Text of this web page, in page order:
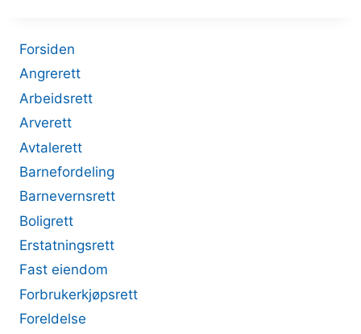
Forsiden
Angrerett
Arbeidsrett
Arverett
Avtalerett
Barnefordeling
Barnevernsrett
Boligrett
Erstatningsrett
Fast eiendom
Forbrukerkjøpsrett
Foreldelse